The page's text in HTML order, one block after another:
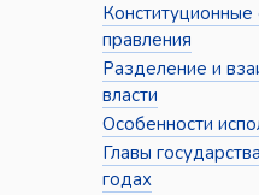
правления
Разделение и
власти
Особенности
Главы
годах